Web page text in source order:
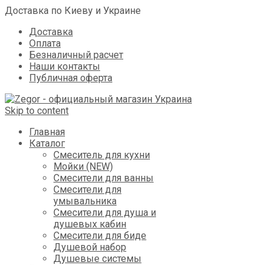
Доставка по Киеву и Украине
Доставка
Оплата
Безналичный расчет
Наши контакты
Публичная оферта
Skip to content
Главная
Каталог
Смеситель для кухни
Мойки (NEW)
Смесители для ванны
Смесители для
умывальника
Смесители для душа и
душевых кабин
Смесители для биде
Душевой набор
Душевые системы